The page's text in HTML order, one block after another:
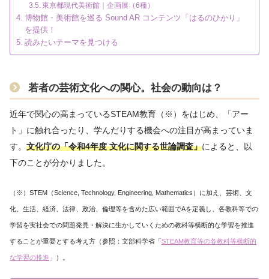
東京都現代美術館｜企画展（6種）
博物館・美術館を巡る Sound AR コンテンツ「はるのひかり」
を提供！
読みたいテーマを見つける
若者の芸術文化への関心。社会の動向は？
近年で関心の高まっているSTEAM教育（※）をはじめ、「アー
ト」に触れ合ったり、学んだりする機会への注目が高まっていま
す。 文化庁の「令和4年度 文化に関する世論調査」によると、以
下のことが分かりました。
（※）STEM（Science, Technology, Engineering, Mathematics）に加え、芸術、文
化、生活、経済、法律、政治、倫理等を含めた広い範囲でAを定義し、各教科等での
学習を実社会での問題発見・解決に生かしていくための教科等横断的な学習を推進
することが重要とする考え方（参照：文部科学省「STEAM教育等の各教科等横断的
な学習の推進 」）。